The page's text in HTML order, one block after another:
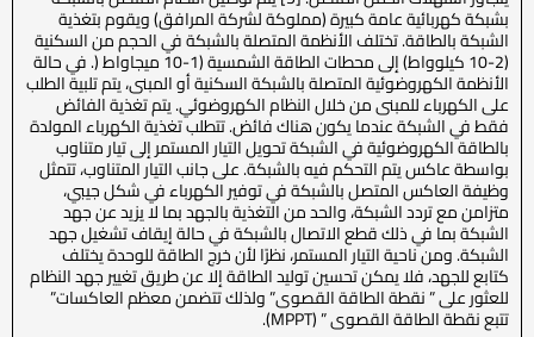
بشبكة كهربائية عامة كبيرة (مملوكة لشركة المرافق) ويقوم بتغذية
الشبكة بالطاقة. تختلف الأنظمة المتصلة بالشبكة في الحجم من السكنية
(2-10 كيلوواط) إلى محطات الطاقة الشمسية (1-10 ميجاواط (. في حالة
الأنظمة الكهروضوئية المتصلة بالشبكة السكنية أو المبنى، يتم تلبية الطلب
على الكهرباء للمبنى من خلال النظام الكهروضوئي. يتم تغذية الفائض
فقط في الشبكة عندما يكون هناك فائض. تتطلب تغذية الكهرباء المولدة
بالطاقة الكهروضوئية في الشبكة تحويل التيار المستمر إلى تيار متناوب
بواسطة عاكس يتم التحكم فيه بالشبكة. على جانب التيار المتناوب، تتمثل
وظيفة العاكس المتصل بالشبكة في توفير الكهرباء في شكل جيبي،
متزامن مع تردد الشبكة، والحد من التغذية بالجهد بما لا يزيد عن جهد
الشبكة بما في ذلك قطع الاتصال بالشبكة في حالة إيقاف تشغيل جهد
الشبكة. ومن ناحية التيار المستمر، نظرًا لأن خرج الطاقة للوحدة يختلف
كتابع للجهد، فلا يمكن تحسين توليد الطاقة إلا عن طريق تغيير جهد النظام
للعثور على ” نقطة الطاقة القصوى” ولذلك تتضمن معظم العاكسات”
تتبع نقطة الطاقة القصوى ” (MPPT).